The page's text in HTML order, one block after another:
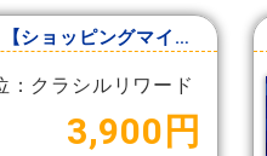
JALカード（VISA）【ショッピングマイル・プレミアム付帯】
：クラシルリワード
3,900円